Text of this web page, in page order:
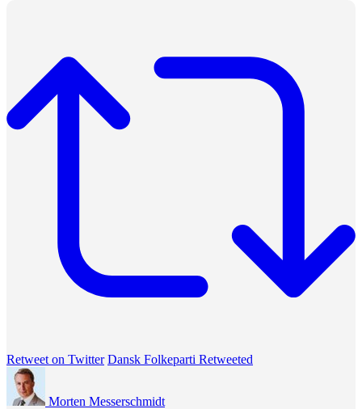
Retweet on Twitter Dansk Folkeparti Retweeted
Morten Messerschmidt